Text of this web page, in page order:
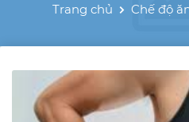
Trang chủ Chế độ